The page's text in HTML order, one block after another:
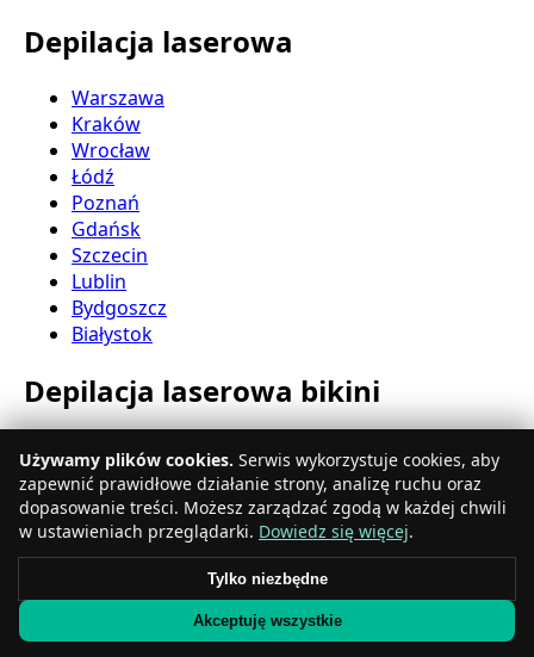
Depilacja laserowa
Warszawa
Kraków
Wrocław
Łódź
Poznań
Gdańsk
Szczecin
Lublin
Bydgoszcz
Białystok
Depilacja laserowa bikini
Katowice
Gdynia
Częstochowa
Radom
Rzeszów
Sosnowiec
Używamy plików cookies. Serwis wykorzystuje cookies, aby
zapewnić prawidłowe działanie strony, analizę ruchu oraz
dopasowanie treści. Możesz zarządzać zgodą w każdej chwili
w ustawieniach przeglądarki. Dowiedz się więcej.
Tylko niezbędne
Akceptuję wszystkie